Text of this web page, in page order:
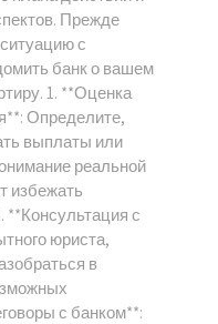
Прежде
с
банк о вашем
1. **Оценка
Определите,
выплаты или
реальной
избежать
с
юриста,
в
с банком**: